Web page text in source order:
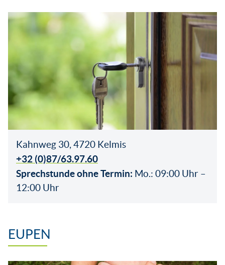
Kahnweg 30, 4720 Kelmis
+32 (0)87/63.97.60
Sprechstunde ohne Termin: Mo.: 09:00 Uhr –
12:00 Uhr
EUPEN